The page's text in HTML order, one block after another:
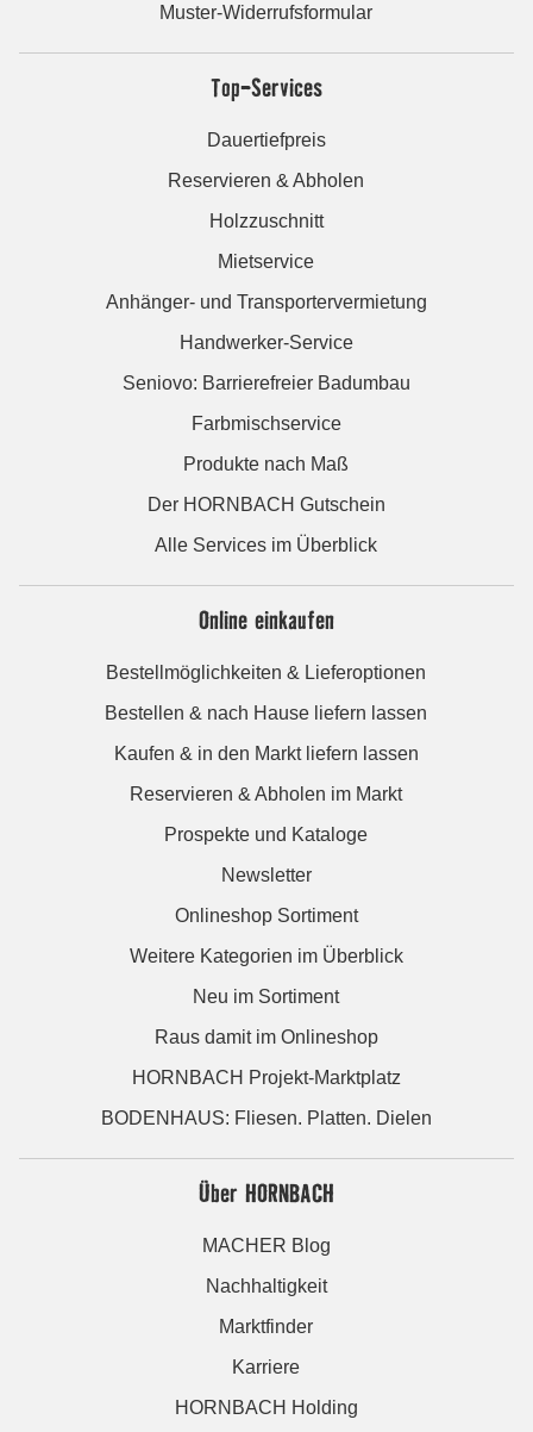
Muster-Widerrufsformular
Top-Services
Dauertiefpreis
Reservieren & Abholen
Holzzuschnitt
Mietservice
Anhänger- und Transportervermietung
Handwerker-Service
Seniovo: Barrierefreier Badumbau
Farbmischservice
Produkte nach Maß
Der HORNBACH Gutschein
Alle Services im Überblick
Online einkaufen
Bestellmöglichkeiten & Lieferoptionen
Bestellen & nach Hause liefern lassen
Kaufen & in den Markt liefern lassen
Reservieren & Abholen im Markt
Prospekte und Kataloge
Newsletter
Onlineshop Sortiment
Weitere Kategorien im Überblick
Neu im Sortiment
Raus damit im Onlineshop
HORNBACH Projekt-Marktplatz
BODENHAUS: Fliesen. Platten. Dielen
Über HORNBACH
MACHER Blog
Nachhaltigkeit
Marktfinder
Karriere
HORNBACH Holding